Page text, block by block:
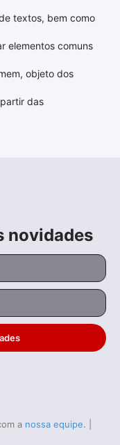
textos, bem como
elementos comuns
objeto dos
das
novidades
a nossa equipe.